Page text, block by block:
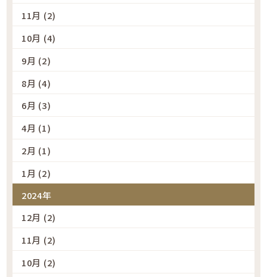
11月 (2)
10月 (4)
9月 (2)
8月 (4)
6月 (3)
4月 (1)
2月 (1)
1月 (2)
2024年
12月 (2)
11月 (2)
10月 (2)